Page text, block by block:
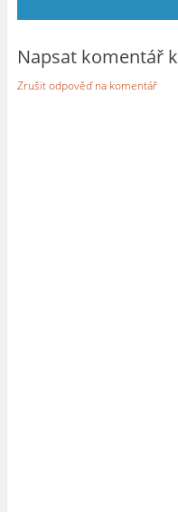
Napsat komentář k
Zrušit odpověď na komentář